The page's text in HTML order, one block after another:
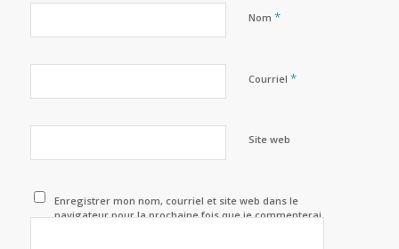
Nom *
Courriel *
Site web
Enregistrer mon nom, courriel et site web dans le
navigateur pour la prochaine fois que je commenterai.